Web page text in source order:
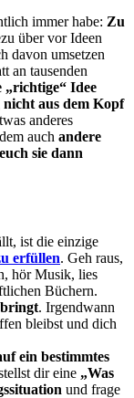
immer habe: Zu
über vor Ideen
davon umsetzen
an tausenden
„richtige“ Idee
aus dem Kopf
anderes
auch andere
sie dann
ist die einzige
erfüllen. Geh raus,
hör Musik, lies
Büchern.
bringt. Irgendwann
bleibst und dich
ein bestimmtes
dir eine „Was
und frage